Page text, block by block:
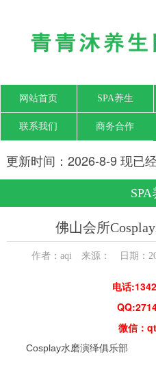
网站首页 SPA养生
联系我们 商务合作
更新时间：2026-8-9 现已
网
SPA
佛山会所
作者：aqi 来源： 日期：
电话
微信：
Cosplay水磨演绎俱乐部